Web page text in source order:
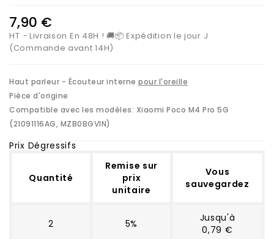
7,90 €
HT
Livraison En 48H ! 🚚📦 Expédition le jour J
(Commande avant 14H)
Haut parleur - Écouteur interne pour l'oreille
Pièce d'origine
Compatible avec les modèles: Xiaomi Poco M4 Pro 5G
(21091116AG, MZB0BGVIN)
Prix Dégressifs
Quantité
Remise sur
prix
unitaire
Vous
sauvegardez
2 5%
Jusqu'à
0,79 €